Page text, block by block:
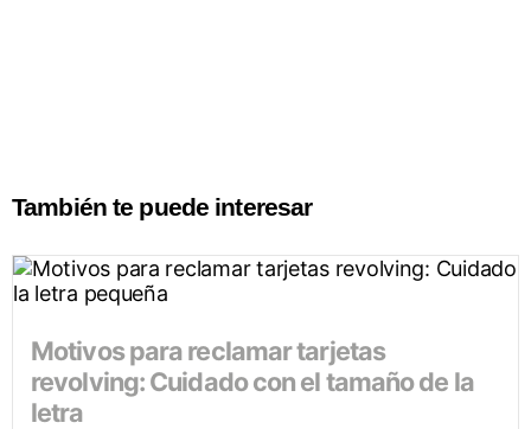
También te puede interesar
Motivos para reclamar tarjetas
revolving: Cuidado con el tamaño de la
letra